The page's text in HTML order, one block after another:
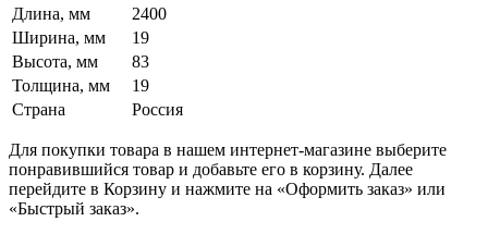
Длина, мм
2400
Ширина, мм
19
Высота, мм
83
Толщина, мм
19
Страна
Россия
Для покупки товара в нашем интернет-магазине выберите
понравившийся товар и добавьте его в корзину. Далее
перейдите в Корзину и нажмите на «Оформить заказ» или
«Быстрый заказ».